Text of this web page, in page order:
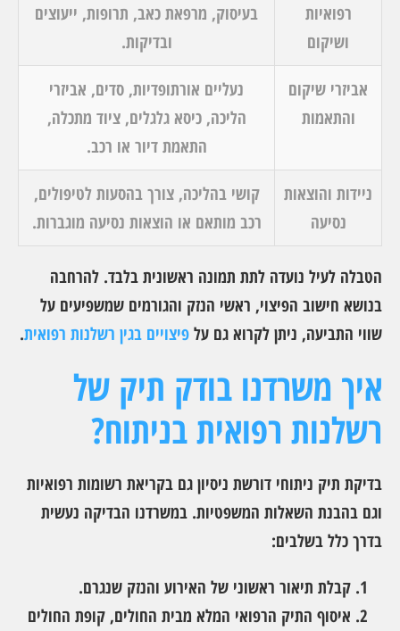
רפואיות
ושיקום
בעיסוק, מרפאת כאב, תרופות, ייעוצים
ובדיקות.
אביזרי שיקום
והתאמות
נעליים אורתופדיות, סדים, אביזרי
הליכה, כיסא גלגלים, ציוד מתכלה,
התאמת דיור או רכב.
ניידות והוצאות
נסיעה
קושי בהליכה, צורך בהסעות לטיפולים,
רכב מותאם או הוצאות נסיעה מוגברות.
הטבלה לעיל נועדה לתת תמונה ראשונית בלבד. להרחבה
בנושא חישוב הפיצוי, ראשי הנזק והגורמים שמשפיעים על
שווי התביעה, ניתן לקרוא גם עלפיצויים בגין רשלנות רפואית.
איך משרדנו בודק תיק של
רשלנות רפואית בניתוח?
בדיקת תיק ניתוחי דורשת ניסיון גם בקריאת רשומות רפואיות
וגם בהבנת השאלות המשפטיות. במשרדנו הבדיקה נעשית
בדרך כלל בשלבים:
קבלת תיאור ראשוני של האירוע והנזק שנגרם.
איסוף התיק הרפואי המלא מבית החולים, קופת החולים